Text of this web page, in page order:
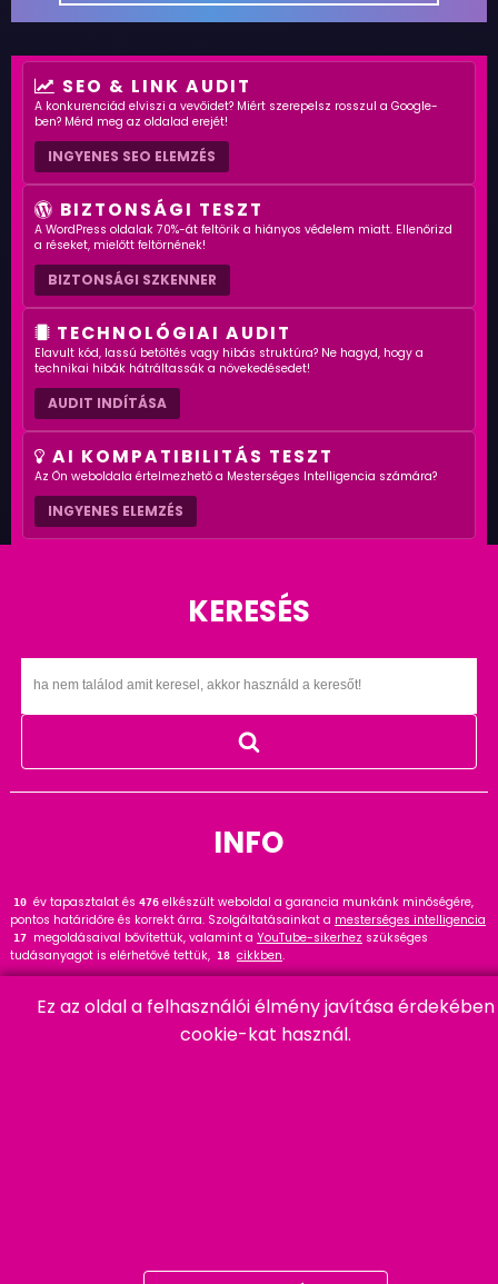
SEO & LINK AUDIT
A konkurenciád elviszi a vevőidet? Miért szerepelsz rosszul a Google-
ben? Mérd meg az oldalad erejét!
INGYENES SEO ELEMZÉS
BIZTONSÁGI TESZT
A WordPress oldalak 70%-át feltörik a hiányos védelem miatt. Ellenőrizd
a réseket, mielőtt feltörnének!
BIZTONSÁGI SZKENNER
TECHNOLÓGIAI AUDIT
Elavult kód, lassú betöltés vagy hibás struktúra? Ne hagyd, hogy a
technikai hibák hátráltassák a növekedésedet!
AUDIT INDÍTÁSA
AI KOMPATIBILITÁS TESZT
Az Ön weboldala értelmezhető a Mesterséges Intelligencia számára?
INGYENES ELEMZÉS
KERESÉS
INFO
12 év tapasztalat és 476elkészült weboldal a garancia munkánk minőségére,
pontos határidőre és korrekt árra. Szolgáltatásainkat a mesterséges intelligencia
17 megoldásaival bővítettük, valamint a YouTube-sikerhez szükséges
tudásanyagot is elérhetővé tettük, 18 cikkben.
szakértőként ajánlom a 91 cikket és bővítményt.
Ez az oldal a felhasználói élmény javítása érdekében
cookie-kat használ.